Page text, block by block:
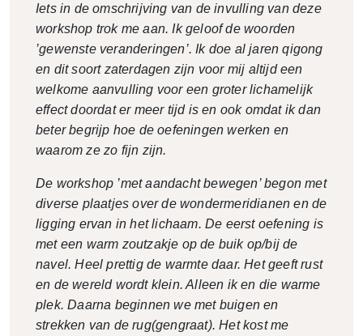
Iets in de omschrijving van de invulling van deze
workshop trok me aan. Ik geloof de woorden
’gewenste veranderingen’. Ik doe al jaren qigong
en dit soort zaterdagen zijn voor mij altijd een
welkome aanvulling voor een groter lichamelijk
effect doordat er meer tijd is en ook omdat ik dan
beter begrijp hoe de oefeningen werken en
waarom ze zo fijn zijn.
De workshop ’met aandacht bewegen’ begon met
diverse plaatjes over de wondermeridianen en de
ligging ervan in het lichaam. De eerst oefening is
met een warm zoutzakje op de buik op/bij de
navel. Heel prettig de warmte daar. Het geeft rust
en de wereld wordt klein. Alleen ik en die warme
plek. Daarna beginnen we met buigen en
strekken van de rug(gengraat). Het kost me